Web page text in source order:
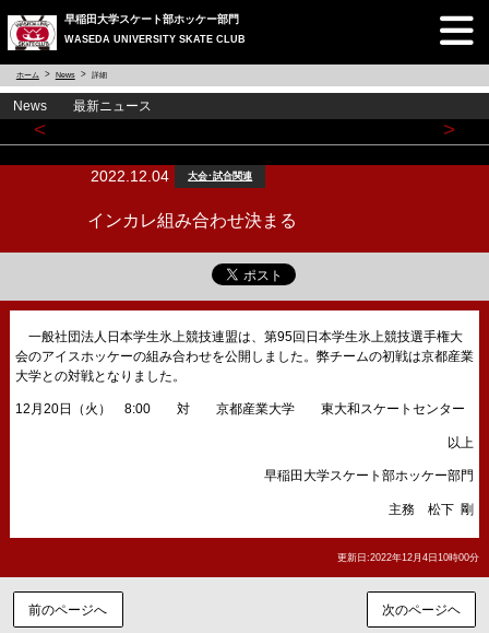
早稲田大学スケート部ホッケー部門
WASEDA UNIVERSITY SKATE CLUB
ホーム News 詳細
News 最新ニュース
< >
2022.12.04 大会･試合関連
インカレ組み合わせ決まる
一般社団法人日本学生氷上競技連盟は、第95回日本学生氷上競技選手権大
会のアイスホッケーの組み合わせを公開しました。弊チームの初戦は京都産業
大学との対戦となりました。
12月20日（火） 8:00 対 京都産業大学 東大和スケートセンター
以上
早稲田大学スケート部ホッケー部門
主務 松下 剛
更新日:2022年12月4日10時00分
前のページへ 次のページヘ